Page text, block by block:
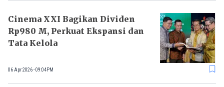
Cinema XXI Bagikan Dividen
Rp980 M, Perkuat Ekspansi dan
Tata Kelola
06 Apr 2026 - 09:04PM